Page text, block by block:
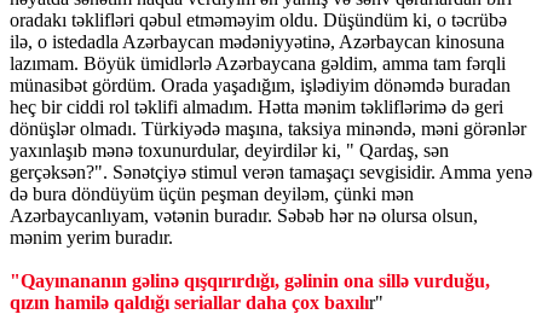
oradakı təklifləri qəbul etməməyim oldu. Düşündüm ki, o təcrübə
ilə, o istedadla Azərbaycan mədəniyyətinə, Azərbaycan kinosuna
lazımam. Böyük ümidlərlə Azərbaycana gəldim, amma tam fərqli
münasibət gördüm. Orada yaşadığım, işlədiyim dönəmdə buradan
heç bir ciddi rol təklifi almadım. Hətta mənim təkliflərimə də geri
dönüşlər olmadı. Türkiyədə maşına, taksiya minəndə, məni görənlər
yaxınlaşıb mənə toxunurdular, deyirdilər ki, " Qardaş, sən
gerçəksən?". Sənətçiyə stimul verən tamaşaçı sevgisidir. Amma yenə
də bura döndüyüm üçün peşman deyiləm, çünki mən
Azərbaycanlıyam, vətənin buradır. Səbəb hər nə olursa olsun,
mənim yerim buradır.
"Qayınananın gəlinə qışqırırdığı, gəlinin ona sillə vurduğu,
qızın hamilə qaldığı seriallar daha çox baxılır"